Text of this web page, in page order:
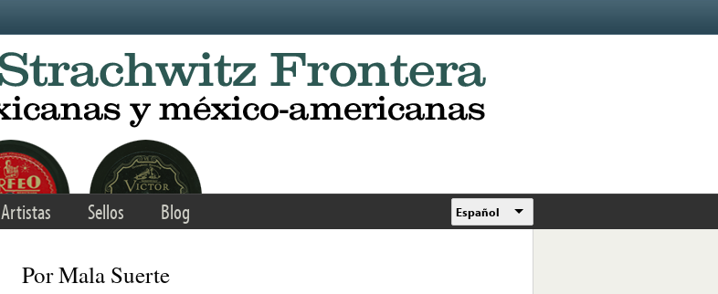
Artistas Sellos Blog Español
Por Mala Suerte